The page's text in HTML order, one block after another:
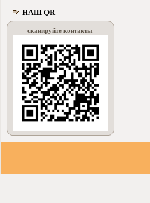
НАШ QR
сканируйте контакты